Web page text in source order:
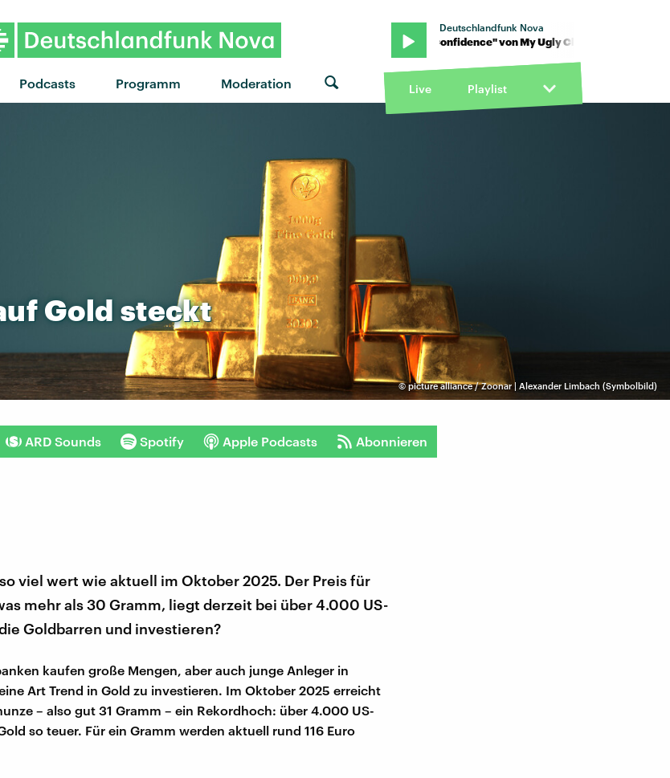
Podcasts Programm Moderation
Deutschlandfunk Nova
"Confidence" von My Ugly Clementine · "Confidence" von My Ugly Clementine · "Confidence"
Live Playlist
©picture alliance / Zoonar | Alexander Limbach (Symbolbild)
Gold steckt
ARD Sounds Spotify Apple Podcasts Abonnieren
viel wert wie aktuell im Oktober 2025. Der Preis für
mehr als 30 Gramm, liegt derzeit bei über 4.000 US-
Goldbarren und investieren?
kaufen große Mengen, aber auch junge Anleger in
Art Trend in Gold zu investieren. Im Oktober 2025 erreicht
– also gut 31 Gramm – ein Rekordhoch: über 4.000 US-
so teuer. Für ein Gramm werden aktuell rund 116 Euro